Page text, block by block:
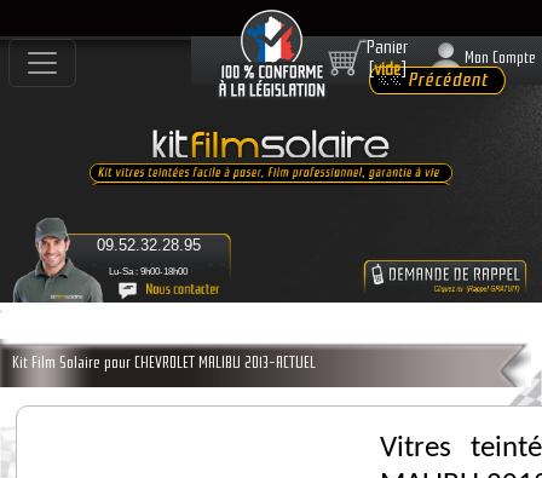
Lu-Sa : 9h00-18h00
09.52.32.28.95
Panier
[vide]
Mon Compte
Kit Film Solaire pour CHEVROLET MALIBU 2013-ACTUEL
Vitres